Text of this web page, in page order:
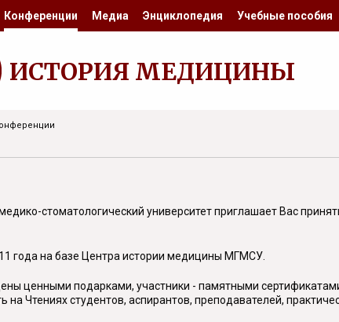
Конференции Медиа Энциклопедия Учебные пособия
ИСТОРИЯ МЕДИЦИНЫ
стоматологический университет приглашает Вас
года на базе Центра истории медицины МГМСУ.
ценными подарками, участники - памятными
Чтениях студентов, аспирантов, преподавателей,